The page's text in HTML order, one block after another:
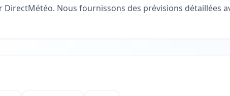
DirectMétéo. Nous fournissons des prévisions